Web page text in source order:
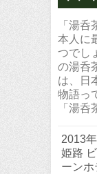
「湯
本人に
つでし
の湯呑
は、日
物語っ
「湯
2013
姫路
ーン